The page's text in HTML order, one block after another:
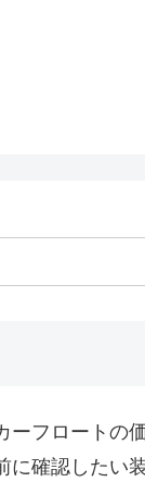
ーフロートの
に確認したい